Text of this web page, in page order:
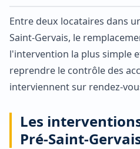
Entre deux locataires dans
Saint-Gervais, le
l'intervention la plus simple
reprendre le contrôle des
interviennent sur rendez-
Les
Pré-Saint-